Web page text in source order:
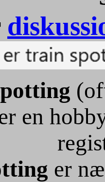
en
er